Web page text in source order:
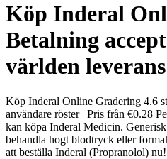
Köp Inderal
Betalning
världen
Köp Inderal Online Gradering 4.6
användare röster | Pris från €0.28
kan köpa Inderal Medicin.
behandla hogt blodtryck eller
att beställa Inderal (Propranolol) nu!